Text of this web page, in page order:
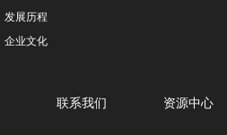
发展历程
企业文化
联系我们 资源中心